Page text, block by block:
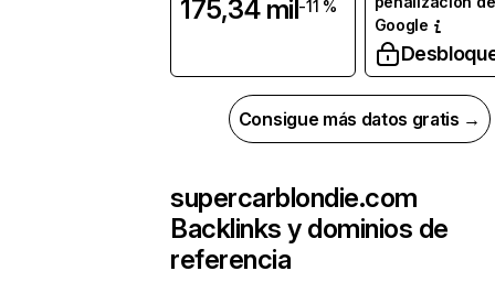
175,34 mil -11 %
Google
Consigue más datos gratis →
supercarblondie.com
Backlinks y dominios de
referencia